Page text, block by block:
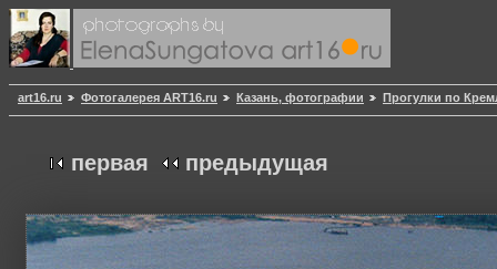
art16.ru Фотогалерея ART16.ru Казань, фотографии Прогулки по
первая предыдущая